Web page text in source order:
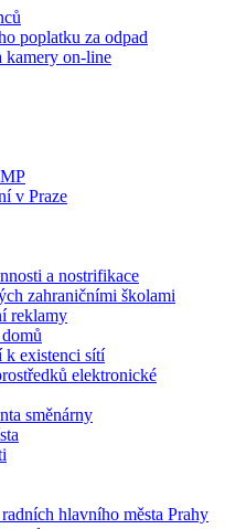
poplatku za odpad
kamery on-line
v Praze
a nostrifikace
zahraničními školami
reklamy
k existenci sítí
elektronické
směnárny
hlavního města Prahy